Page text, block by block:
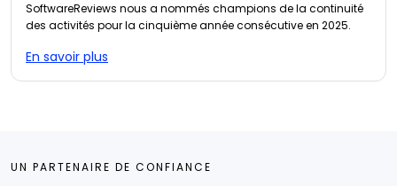
SoftwareReviews nous a nommés champions de la continuité
des activités pour la cinquième année consécutive en 2025.
En savoir plus
UN PARTENAIRE DE CONFIANCE